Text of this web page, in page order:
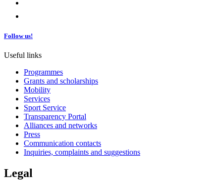
Follow us!
Useful links
Programmes
Grants and scholarships
Mobility
Services
Sport Service
Transparency Portal
Alliances and networks
Press
Communication contacts
Inquiries, complaints and suggestions
Legal